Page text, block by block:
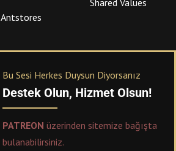
Antstores
Bu Sesi Herkes Duysun Diyorsanız
Destek Olun, Hizmet Olsun!
PATREON üzerinden sitemize bağışta
bulanabilirsiniz.